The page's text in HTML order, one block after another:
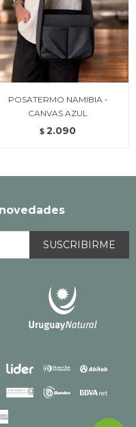
POSATERMO NAMIBIA -
CANVAS AZUL
$ 2.090
SUSCRIBIRME